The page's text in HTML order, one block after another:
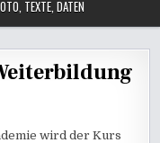
TEXTE, DATEN
wird der Kurs